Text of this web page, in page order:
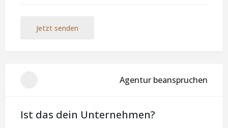
Jetzt senden
Agentur beanspruchen
Ist das dein Unternehmen?